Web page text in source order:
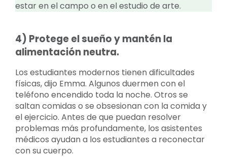
estar en el campo o en el estudio de arte.
4) Protege el sueño y mantén la
alimentación neutra.
Los estudiantes modernos tienen dificultades
físicas, dijo Emma. Algunos duermen con el
teléfono encendido toda la noche. Otros se
saltan comidas o se obsesionan con la comida y
el ejercicio. Antes de que puedan resolver
problemas más profundamente, los asistentes
médicos ayudan a los estudiantes a reconectar
con su cuerpo.